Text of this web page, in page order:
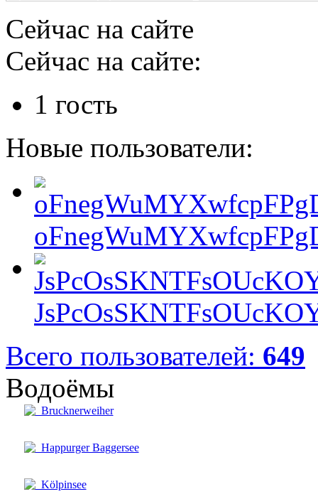
Сейчас на сайте
Сейчас на сайте:
1 гость
Новые пользователи:
Всего пользователей: 649
Водоёмы
Brucknerweiher
Happurger Baggersee
Kölpinsee